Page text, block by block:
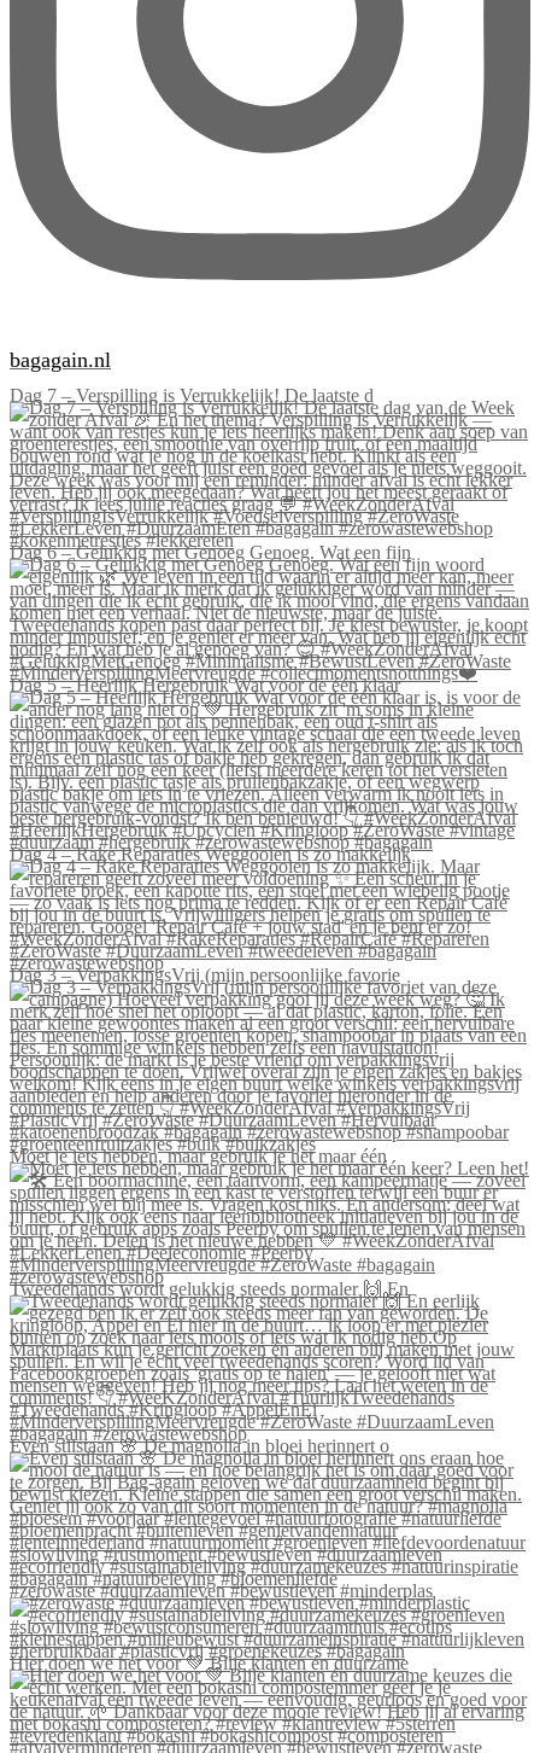
bagagain.nl
Dag 7 – Verspilling is Verrukkelijk! De laatste d
Dag 6 – Gelukkig met Genoeg Genoeg. Wat een fijn
Dag 5 – Heerlijk Hergebruik Wat voor de één klaar
Dag 4 – Rake Reparaties Weggooien is zo makkelijk
Dag 3 – VerpakkingsVrij (mijn persoonlijke favorie
Moet je iets hebben, maar gebruik je het maar één
Tweedehands wordt gelukkig steeds normaler 🙌 En
Even stilstaan 🌸 De magnolia in bloei herinnert o
#zerowaste #duurzaamleven #bewustleven #minderplas
Hier doen we het voor 💚 Blije klanten én duurzame